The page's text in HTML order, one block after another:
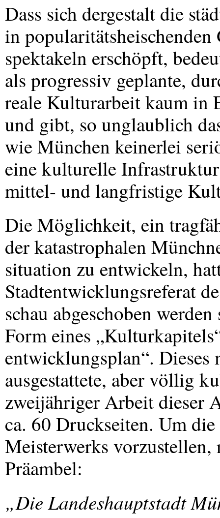
Dass sich dergestalt die
in popularitätsheischenden
spektakeln erschöpft,
als progressiv geplante,
reale Kulturarbeit kaum in
und gibt, so unglaublich
wie München keinerlei
eine kulturelle
mittel- und langfristige
Die Möglichkeit, ein
der katastrophalen
situation zu entwickeln,
Stadtentwicklungsreferat
schau abgeschoben
Form eines
entwicklungsplan“.
ausgestattete, aber völlig
zweijähriger Arbeit dieser
ca. 60 Druckseiten. Um
Meisterwerks
Präambel:
„Die Landeshauptstadt